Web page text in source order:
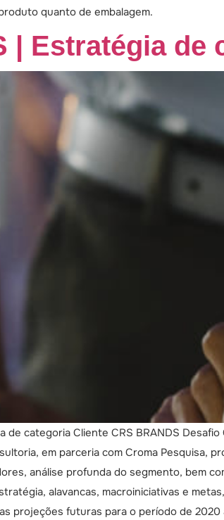
quanto de embalagem.
| Estratégia de
de categoria Cliente CRS BRANDS
em parceria com Croma Pesquisa,
análise profunda do segmento, bem
alavancas, macroiniciativas e
projeções futuras para o período de 2020